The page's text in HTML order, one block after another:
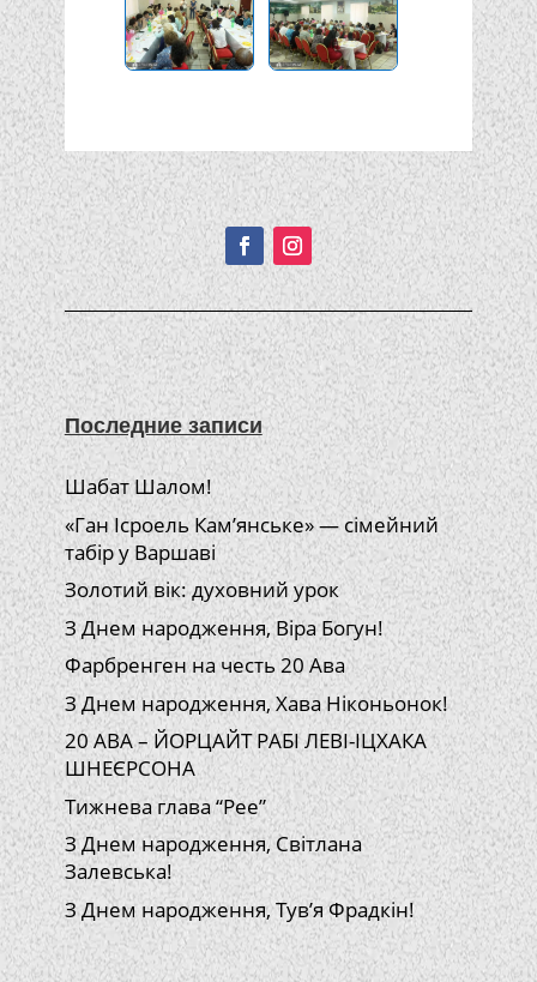
Подписывайтесь!
Последние записи
Шабат Шалом!
«Ган Ісроель Кам’янське» — сімейний
табір у Варшаві
Золотий вік: духовний урок
З Днем народження, Віра Богун!
Фарбренген на честь 20 Ава
З Днем народження, Хава Ніконьонок!
20 АВА – ЙОРЦАЙТ РАБІ ЛЕВІ-ІЦХАКА
ШНЕЄРСОНА
Тижнева глава “Рее”
З Днем народження, Світлана
Залевська!
З Днем народження, Тув’я Фрадкін!